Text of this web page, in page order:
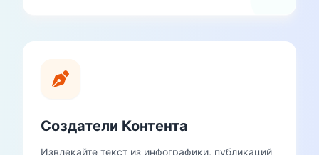
Создатели Контента
Извлекайте текст из инфографики, публикаций